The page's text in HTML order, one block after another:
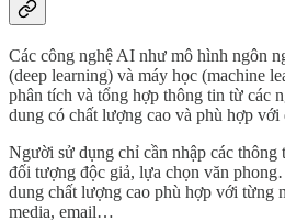
Các công nghệ AI như mô hình ngôn
(deep learning) và máy học (machine
phân tích và tổng hợp thông tin từ các
dung có chất lượng cao và phù hợp
Người sử dụng chỉ cần nhập các thông
đối tượng độc giả, lựa chọn văn
dung chất lượng cao phù hợp với từng
media, email…